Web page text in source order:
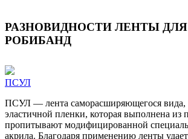
РАЗНОВИДНОСТИ ЛЕНТЫ
РОБИБАНД
ПСУЛ
ПСУЛ — лента саморасширяющегося вида,
эластичной пленки, которая выполнена из
пропитывают модифицированной
акрила. Благодаря применению ленты